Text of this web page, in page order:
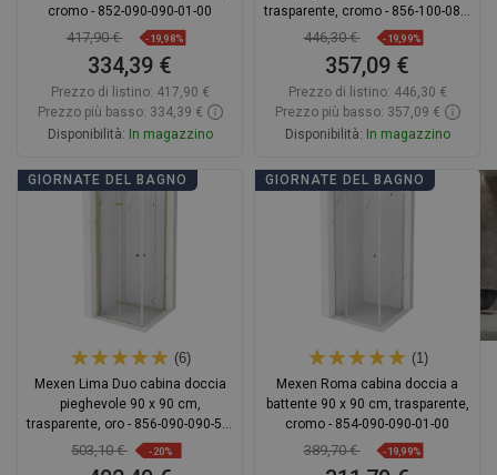
cromo - 852-090-090-01-00
417,90 € -19,98%
334,39 €
Prezzo di listino: 417,90 €
Prezzo più basso: 334,39 €
Disponibilità: In magazzino
Aggiungi al carrello
trasparente, cromo - 856-100-080-
02-00
446,30 € -19,99%
357,09 €
Prezzo di listino: 446,30 €
Prezzo più basso: 357,09 €
Disponibilità: In magazzino
Aggiungi al carrello
GIORNATE DEL BAGNO
(6)
Mexen Lima Duo cabina doccia
pieghevole 90 x 90 cm,
trasparente, oro - 856-090-090-50-
00-02
503,10 € -20%
GIORNATE DEL BAGNO
(1)
Mexen Roma cabina doccia a
battente 90 x 90 cm, trasparente,
cromo - 854-090-090-01-00
389,70 € -19,99%